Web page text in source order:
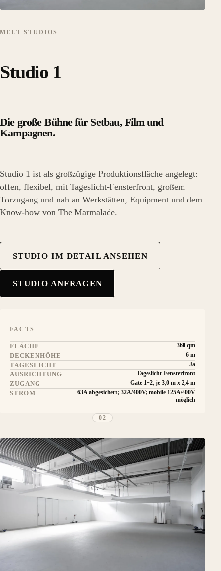
MELT STUDIOS
Studio 1
Die große Bühne für Setbau, Film und
Kampagnen.
Studio 1 ist als großzügige Produktionsfläche angelegt:
offen, flexibel, mit Tageslicht-Fensterfront, großem
Torzugang und nah an Werkstätten, Equipment und dem
Know-how von The Marmalade.
STUDIO IM DETAIL ANSEHEN
STUDIO ANFRAGEN
FACTS
FLÄCHE
360 qm
DECKENHÖHE
6 m
TAGESLICHT
Ja
AUSRICHTUNG
Tageslicht-Fensterfront
ZUGANG
Gate 1+2, je 3,0 m x 2,4 m
STROM
63A abgesichert; 32A/400V; mobile 125A/400V
möglich
02